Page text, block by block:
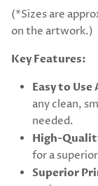
(*Sizes are
on the artwork.)
Key Features:
Easy to Use
any clean,
needed.
High-
for a
Superior